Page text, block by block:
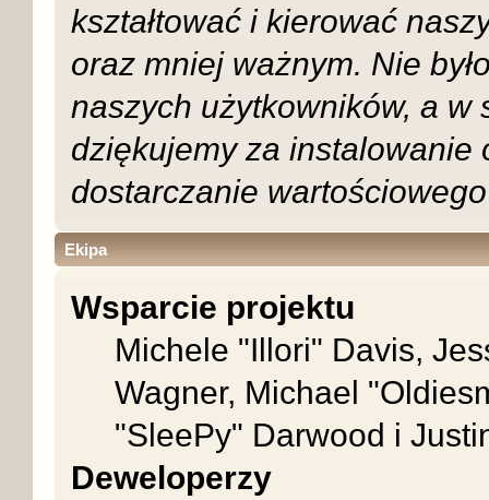
kształtować i kierować
oraz mniej ważnym. Nie
naszych użytkowników, a
dziękujemy za
dostarczanie
Ekipa
Wsparcie projektu
Michele "Illori" Davis,
Wagner, Michael
"SleePy" Darwood i
Deweloperzy